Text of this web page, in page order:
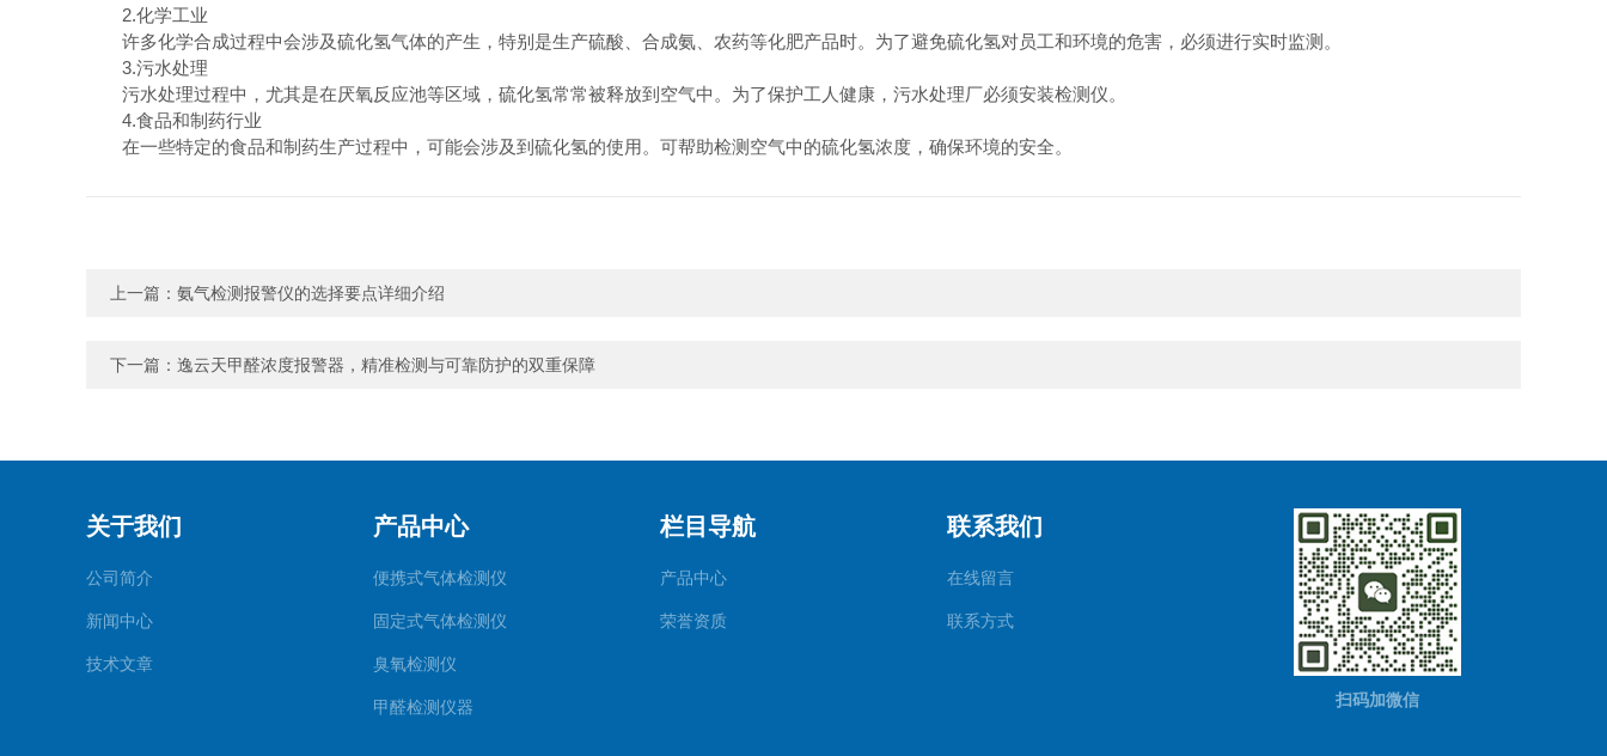
2.化学工业
许多化学合成过程中会涉及硫化氢气体的产生，特别是生产硫酸、合成氨、农药等化肥产品时。为了避免硫化氢对员工和环境的危害，必须进行实时监测。
3.污水处理
污水处理过程中，尤其是在厌氧反应池等区域，硫化氢常常被释放到空气中。为了保护工人健康，污水处理厂必须安装检测仪。
4.食品和制药行业
在一些特定的食品和制药生产过程中，可能会涉及到硫化氢的使用。可帮助检测空气中的硫化氢浓度，确保环境的安全。
上一篇： 氨气检测报警仪的选择要点详细介绍
下一篇： 逸云天甲醛浓度报警器，精准检测与可靠防护的双重保障
关于我们
公司简介
新闻中心
技术文章
产品中心
便携式气体检测仪
固定式气体检测仪
臭氧检测仪
甲醛检测仪器
栏目导航
产品中心
荣誉资质
联系我们
在线留言
联系方式
扫码加微信